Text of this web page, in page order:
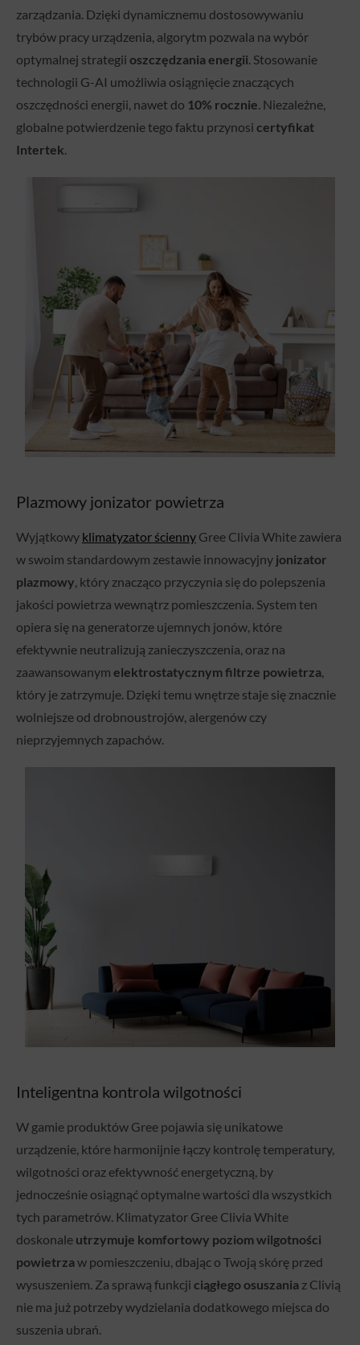
zarządzania. Dzięki dynamicznemu dostosowywaniu
trybów pracy urządzenia, algorytm pozwala na wybór
optymalnej strategii oszczędzania energii. Stosowanie
technologii G-AI umożliwia osiągnięcie znaczących
oszczędności energii, nawet do 10% rocznie. Niezależne,
globalne potwierdzenie tego faktu przynosi certyfikat
Intertek.
Plazmowy jonizator powietrza
Wyjątkowy klimatyzator ścienny Gree Clivia White zawiera
w swoim standardowym zestawie innowacyjny jonizator
plazmowy, który znacząco przyczynia się do polepszenia
jakości powietrza wewnątrz pomieszczenia. System ten
opiera się na generatorze ujemnych jonów, które
efektywnie neutralizują zanieczyszczenia, oraz na
zaawansowanym elektrostatycznym filtrze powietrza,
który je zatrzymuje. Dzięki temu wnętrze staje się znacznie
wolniejsze od drobnoustrojów, alergenów czy
nieprzyjemnych zapachów.
Inteligentna kontrola wilgotności
W gamie produktów Gree pojawia się unikatowe
urządzenie, które harmonijnie łączy kontrolę temperatury,
wilgotności oraz efektywność energetyczną, by
jednocześnie osiągnąć optymalne wartości dla wszystkich
tych parametrów. Klimatyzator Gree Clivia White
doskonale utrzymuje komfortowy poziom wilgotności
powietrzaw pomieszczeniu, dbając o Twoją skórę przed
wysuszeniem. Za sprawą funkcji ciągłego osuszania z Clivią
nie ma już potrzeby wydzielania dodatkowego miejsca do
suszenia ubrań.